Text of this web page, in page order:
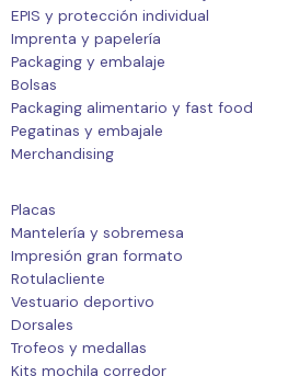
EPIS y protección individual
Imprenta y papelería
Packaging y embalaje
Bolsas
Packaging alimentario y fast food
Pegatinas y embajale
Merchandising
Placas
Mantelería y sobremesa
Impresión gran formato
Rotulacliente
Vestuario deportivo
Dorsales
Trofeos y medallas
Kits mochila corredor